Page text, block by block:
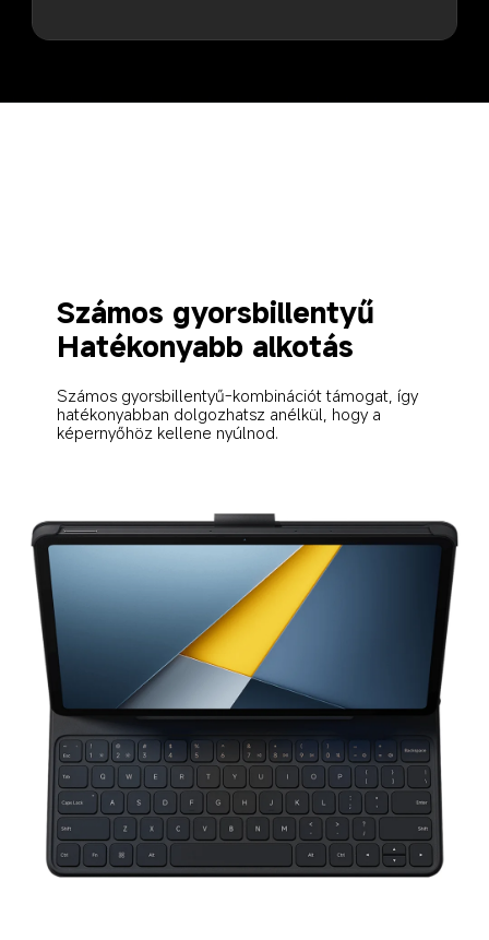
Számos gyorsbillentyű
Hatékonyabb alkotás
Számos gyorsbillentyű-kombinációt támogat, így
hatékonyabban dolgozhatsz anélkül, hogy a
képernyőhöz kellene nyúlnod.